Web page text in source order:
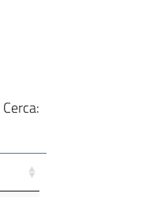
Cerca: